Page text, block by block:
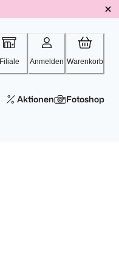
Filiale Anmelden Warenkorb
Aktionen Fotoshop